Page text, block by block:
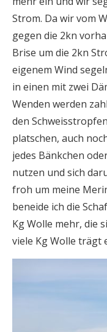
Strom. Da wir vom
gegen die 2kn
Brise um die 2kn
eigenem Wind
in einen mit zwei
Wenden werden
den
platschen, auch
jedes Bänkchen
nutzen und sich
froh um meine
beneide ich die
Kg Wolle mehr, die
viele Kg Wolle trägt